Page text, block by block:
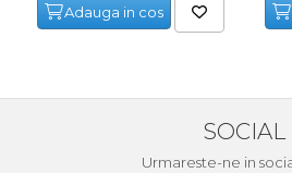
Adauga in cos
SOCIAL
Urmareste-ne in